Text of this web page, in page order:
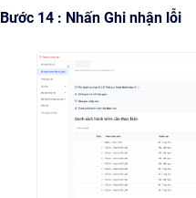
Bước 14 : Nhấn Ghi nhận lỗi